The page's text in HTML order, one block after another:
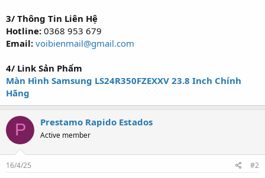
3/ Thông Tin Liên Hệ
Hotline: 0368 953 679
Email: voibienmail@gmail.com
4/ Link Sản Phẩm
Màn Hình Samsung LS24R350FZEXXV 23.8 Inch Chính
Hãng
P Prestamo Rapido Estados
Active member
16/4/25 #2